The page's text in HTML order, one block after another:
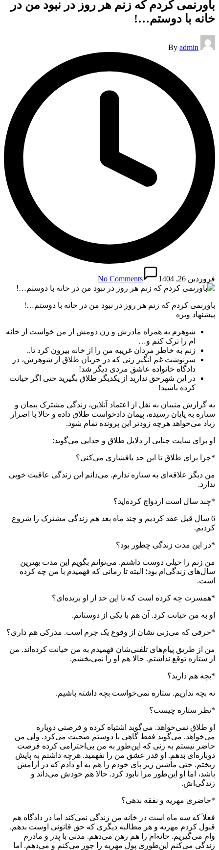
باورنمی کردم که زنم هر روز در نبود من در
خانه با دوستم…!
Posted
by
By admin
فروردین 26, 1404 No Comments
باورنمی کردم که زنم هر روز در نبود من در خانه با دوستم…!
پیشنهاد ویژه
شوهرم به همراه مادرش و زن دومش از من خواست از خانه
ام را ترک کنم و…
زنم به خاطر مردان غریبه من را از خانه بیرون کرد تا..
سرنوشت غم انگیز زنی که در جریان طلاق از شوهرش، در
دادگاه خانواده عاشق مردی دیگر شد!
در این شهرحق ندارید از یکدیگر طلاق بگیرید حتی اگر خیانت
کرده باشید!
به گزارش منیبان به نقل از اعتماد آنلاین، زندگی مشترک پیمان و
ستاره به پایان رسیده، پیمان دادخواست طلاق داده و حالا با اصرار
زیاد می‌خواهد هرچه زودتر این پرونده تمام شود.
او برای سایت جنایی از دلایل طلاق و جدایی می‌گوید:
*چرا برای طلاق تا این حد پافشاری می‌کنی؟
من دیگر علاقه‌ای به ستاره ندارم. می‌دانم این زندگی عاقبت خوبی
ندارد.
*چند سال است ازدواج کرده‌اید؟
6 سال قبل عقد کردیم و چند ماه بعد هم زندگی مشترک را شروع
کردیم.
*در این مدت زندگی چطور بود؟
من زنم را خیلی دوست داشتم. می‌توانم بگویم این مدت بهترین
سال‌های زندگی‌ام بود؛ البته تا زمانی که فهمیدم با من چه کرده
است.
*همسرت چه کرده است که تا این حد از او بریده‌ای؟
او به من خیانت کرد. آن هم با یکی از دوستانم.
*حرفی که می‌زنی نشان از وقوع یک جرم است. مدرکی هم داری؟
من از طریق پیام‌های تلفنی‌شان فهمیدم به من خیانت کرده‌اند. من
از ستاره توقع نداشتم. حالا هم او را نمی‌بخشم.
*بچه هم دارید؟
نه بچه نداریم. ستاره نمی‌خواست بچه داشته باشیم.
*نظر ستاره چیست؟
او طلاق نمی‌خواهد. می‌گوید اشتباه کرده و فرصتی دوباره
می‌خواهد. می‌گوید فقط گاهی با دوستم صحبت می‌کرد. ولی من
حاضر نیستم به زنی که این‌طور به من بی‌احترامی ‌کرده فرصت
دوباره‌ای بدهم. او قدر عشق من را نفهمید. هرچه داشتم به پایش
ریختم. حتی ماشین زیر پای خودم را هم به او دادم که در آرامش
باشد، اما او این‌طور مرا نابود کرد. حالا هم خودش می‌داند و
زندگی‌اش.
*حاضری مهریه و نفقه بدهی؟
فعلاً که سه ماه است در خانه من زندگی نمی‌کند اما در دادگاه هم
قبول کردم مهریه و هر مطالبه دیگری که حق قانونی اوست بدهم.
وام می‌گیریم. خانه‌ام را هم رهن می‌دهم. مدتی با پدر و مادرم
زندگی می‌کنم این‌طوری پول مهریه را جور می‌کنم و می‌دهم. اما